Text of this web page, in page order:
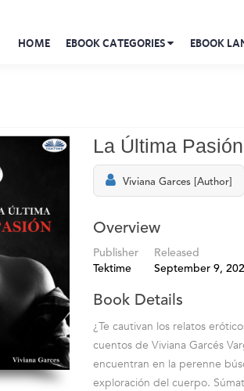
HOME EBOOK CATEGORIES EBOOK
La Última Pasión
Viviana Garces [Author]
Overview
Publisher
Tektime
Released
September 9,
Book Details
¿Te cautivan los relatos
cuentos de Viviana Garcés
encuentran en la perenne
exploración del cuerpo.